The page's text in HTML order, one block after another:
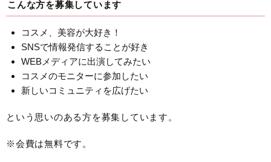
こんな方を募集しています
コスメ、美容が大好き！
SNSで情報発信することが好き
WEBメディアに出演してみたい
コスメのモニターに参加したい
新しいコミュニティを広げたい
という思いのある方を募集しています。
※会費は無料です。